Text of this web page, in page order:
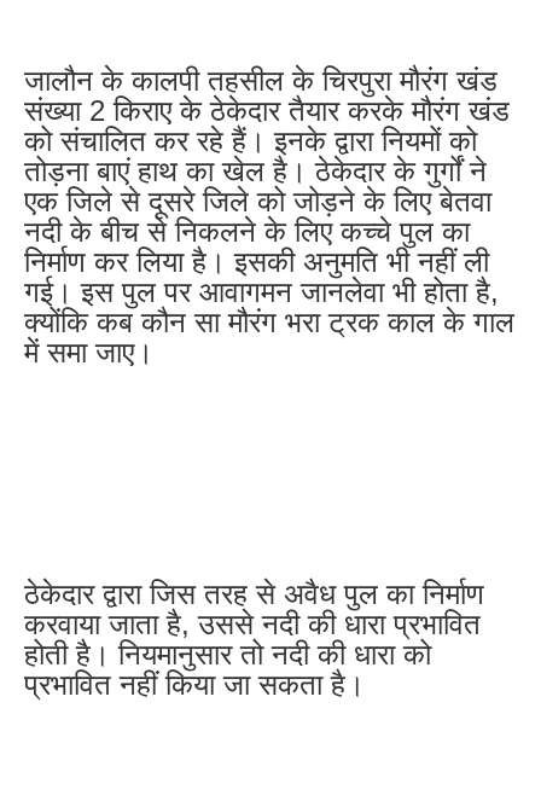
जालौन के कालपी तहसील के चिरपुरा मौरंग खंड
संख्या 2 किराए के ठेकेदार तैयार करके मौरंग खंड
को संचालित कर रहे हैं। इनके द्वारा नियमों को
तोड़ना बाएं हाथ का खेल है। ठेकेदार के गुर्गों ने
एक जिले से दूसरे जिले को जोड़ने के लिए बेतवा
नदी के बीच से निकलने के लिए कच्चे पुल का
निर्माण कर लिया है। इसकी अनुमति भी नहीं ली
गई। इस पुल पर आवागमन जानलेवा भी होता है,
क्योंकि कब कौन सा मौरंग भरा ट्रक काल के गाल
में समा जाए।
ठेकेदार द्वारा जिस तरह से अवैध पुल का निर्माण
करवाया जाता है, उससे नदी की धारा प्रभावित
होती है। नियमानुसार तो नदी की धारा को
प्रभावित नहीं किया जा सकता है।